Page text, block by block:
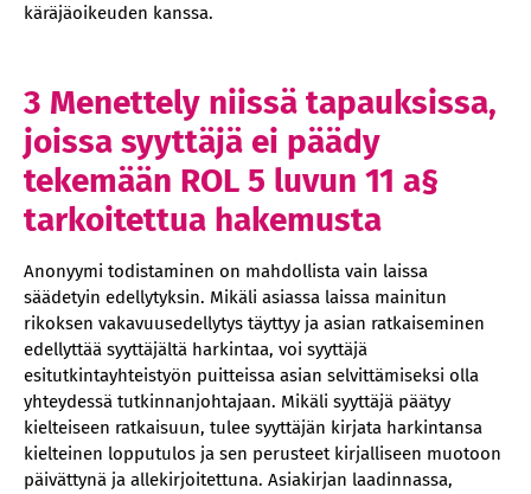
käräjäoikeuden kanssa.
3 Menettely niissä tapauksissa,
joissa syyttäjä ei päädy
tekemään ROL 5 luvun 11 a§
tarkoitettua hakemusta
Anonyymi todistaminen on mahdollista vain laissa
säädetyin edellytyksin. Mikäli asiassa laissa mainitun
rikoksen vakavuusedellytys täyttyy ja asian ratkaiseminen
edellyttää syyttäjältä harkintaa, voi syyttäjä
esitutkintayhteistyön puitteissa asian selvittämiseksi olla
yhteydessä tutkinnanjohtajaan. Mikäli syyttäjä päätyy
kielteiseen ratkaisuun, tulee syyttäjän kirjata harkintansa
kielteinen lopputulos ja sen perusteet kirjalliseen muotoon
päivättynä ja allekirjoitettuna. Asiakirjan laadinnassa,